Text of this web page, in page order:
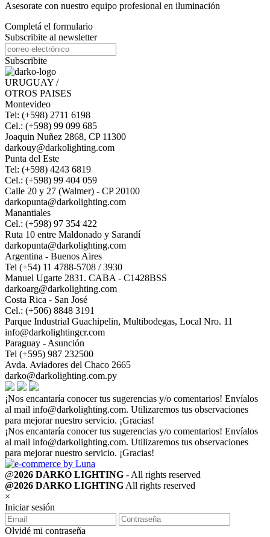
Asesorate con nuestro equipo profesional en iluminación
Completá el formulario
Subscribite al newsletter
Subscribite
URUGUAY /
OTROS PAISES
Montevideo
Tel: (+598) 2711 6198
Cel.: (+598) 99 099 685
Joaquin Nuñez 2868, CP 11300
darkouy@darkolighting.com
Punta del Este
Tel: (+598) 4243 6819
Cel.: (+598) 99 404 059
Calle 20 y 27 (Walmer) - CP 20100
darkopunta@darkolighting.com
Manantiales
Cel.: (+598) 97 354 422
Ruta 10 entre Maldonado y Sarandí
darkopunta@darkolighting.com
Argentina - Buenos Aires
Tel (+54) 11 4788-5708 / 3930
Manuel Ugarte 2831. CABA - C1428BSS
darkoarg@darkolighting.com
Costa Rica - San José
Cel.: (+506) 8848 3191
Parque Industrial Guachipelin, Multibodegas, Local Nro. 11
info@darkolightingcr.com
Paraguay - Asunción
Tel (+595) 987 232500
Avda. Aviadores del Chaco 2665
darko@darkolighting.com.py
¡Nos encantaría conocer tus sugerencias y/o comentarios! Envíalos
al mail info@darkolighting.com. Utilizaremos tus observaciones
para mejorar nuestro servicio. ¡Gracias!
¡Nos encantaría conocer tus sugerencias y/o comentarios! Envíalos
al mail info@darkolighting.com. Utilizaremos tus observaciones
para mejorar nuestro servicio. ¡Gracias!
@2026 DARKO LIGHTING - All rights reserved
@2026 DARKO LIGHTINGAll rights reserved
×
Iniciar sesión
Olvidé mi contraseña